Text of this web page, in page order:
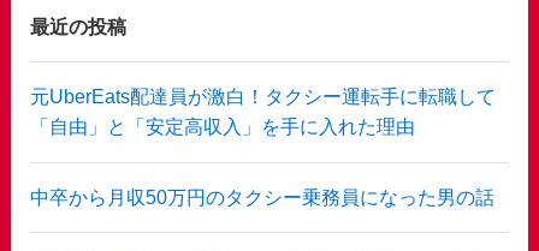
最近の投稿
元UberEats配達員が激白！タクシー運転手に転職して
「自由」と「安定高収入」を手に入れた理由
中卒から月収50万円のタクシー乗務員になった男の話